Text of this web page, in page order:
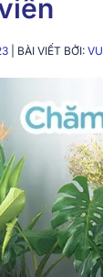
| BÀI VIẾT BỞI: